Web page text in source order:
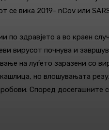
се вика 2019- nCov или
по здравјето а во краен
вирусот почнува и
на луѓето заразени со
но влошувањата
Според